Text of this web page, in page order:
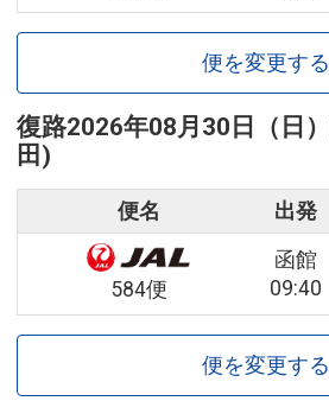
便を変更する
復路2026年08月30日（日）
田)
便名 出発
584便
函館
09:40
便を変更する